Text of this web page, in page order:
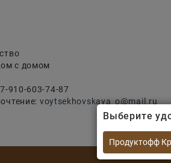
с домом
910-603-74-87⠀
voytsekhovskaya_o@mail.ru
Выберите
Продуктофф